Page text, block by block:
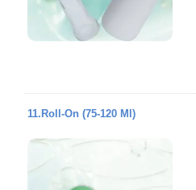
11.Roll-On (75-120 Ml)